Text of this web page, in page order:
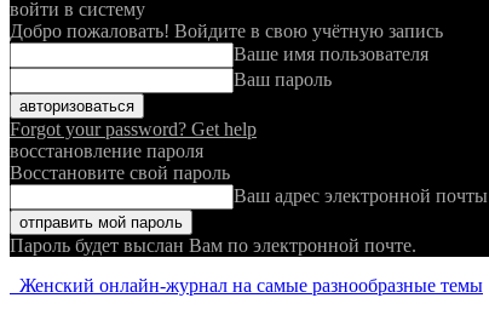
войти в систему
Добро пожаловать! Войдите в свою учётную запись
Ваше имя пользователя
Ваш пароль
Forgot your password? Get help
восстановление пароля
Восстановите свой пароль
Ваш адрес электронной почты
Пароль будет выслан Вам по электронной почте.
Женский онлайн-журнал на самые разнообразные темы